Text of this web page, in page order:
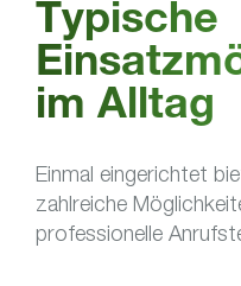
Typische
im Alltag
Einmal eingerichtet
zahlreiche
professionelle